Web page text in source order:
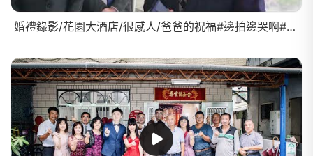
婚禮錄影/花園大酒店/很感人/爸爸的祝福#邊拍邊哭啊#婚錄推薦#